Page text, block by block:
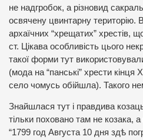
не надгробок, а різновид
освячену цвинтарну територію.
архаїчних “хрещатих” хрестів,
ст. Цікава особливість цього
такої форми тут
(мода на “панські” хрести кінця
село чомусь обійшла). Такого
Знайшлася тут і правдива
тільки поховано там не козака,
“1799 год Августа 10 дня здѣ